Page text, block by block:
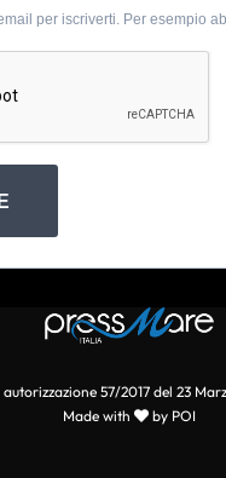
per iscriverti. Per esempio
57/2017 del 23
Made with
by POI